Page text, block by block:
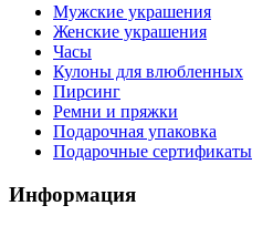
Мужские украшения
Женские украшения
Часы
Кулоны для влюбленных
Пирсинг
Ремни и пряжки
Подарочная упаковка
Подарочные сертификаты
Информация